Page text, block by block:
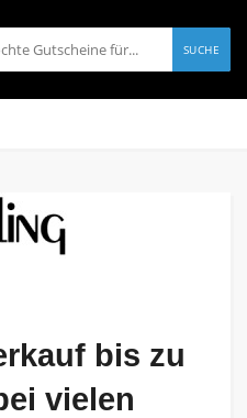
SUCHE
bis zu
vielen